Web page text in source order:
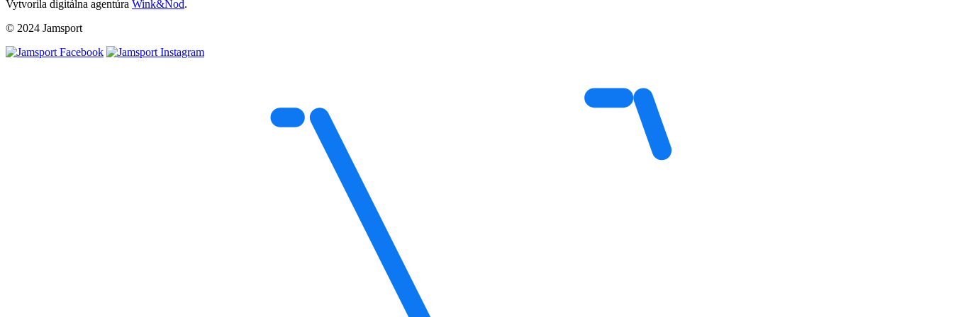
Vytvorila digitálna agentúra Wink&Nod.
© 2024 Jamsport